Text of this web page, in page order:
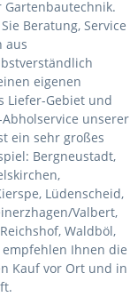
Gartenbautechnik.
Beratung, Service
aus
eigenen
Liefer-Gebiet und
unserer
ein sehr großes
Bergneustadt,
Lüdenscheid,
Valbert,
Waldböl,
Ihnen die
Kauf vor Ort und in